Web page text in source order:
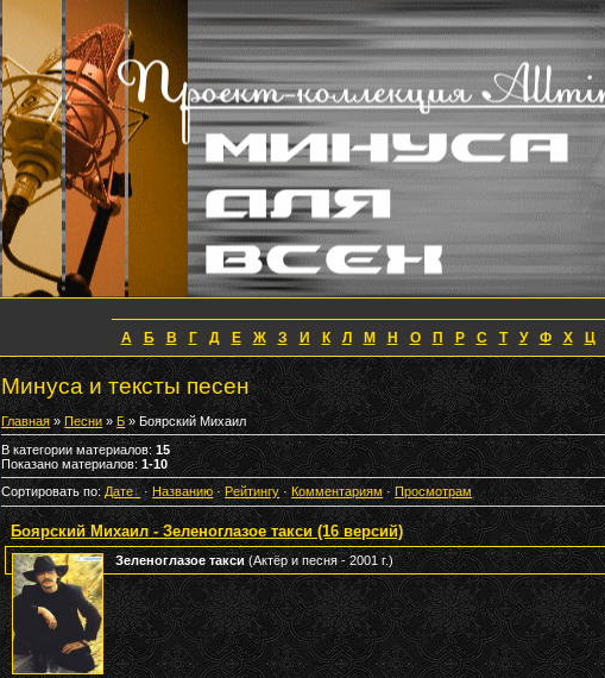
А Б В Г Д Е Ж З И К Л М Н О П Р С Т У Ф Х Ц
Минуса и тексты песен
Главная»Песни»Б» Боярский Михаил
В категории материалов:15
Показано материалов:1-10
Сортировать по:Дате · Названию· Рейтингу·Комментариям· Просмотрам
Боярский Михаил - Зеленоглазое такси (16 версий)
Зеленоглазое такси(Актёр и песня - 2001 г.)